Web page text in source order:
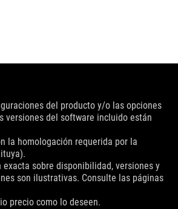
del producto y/o las opciones
versiones del software incluido están
la homologación requerida por la
sobre disponibilidad, versiones y
son ilustrativas. Consulte las páginas
precio como lo deseen.